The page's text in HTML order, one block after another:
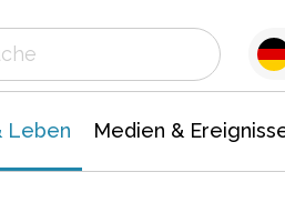
Leben Medien &